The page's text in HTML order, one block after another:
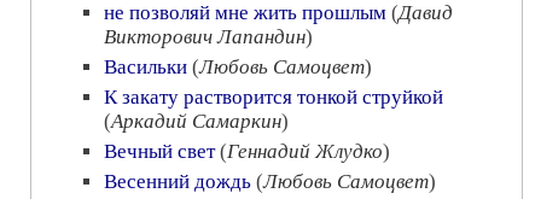
не позволяй мне жить прошлым (Давид
Викторович Лапандин)
Васильки (Любовь Самоцвет)
К закату растворится тонкой струйкой
(Аркадий Самаркин)
Вечный свет(Геннадий Жлудко)
Весенний дождь (Любовь Самоцвет)